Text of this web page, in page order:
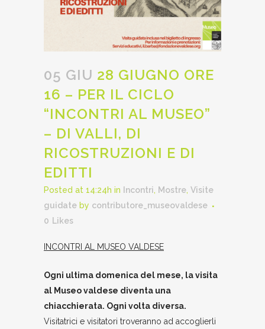
05 GIU 28 GIUGNO ORE
16 – PER IL CICLO
“INCONTRI AL MUSEO”
– DI VALLI, DI
RICOSTRUZIONI E DI
EDITTI
Posted at 14:24h in Incontri, Mostre, Visite
guidate by contributore_museovaldese
0 Likes
INCONTRI AL MUSEO VALDESE
Ogni ultima domenica del mese, la visita
al Museo valdese diventa una
chiacchierata. Ogni volta diversa.
Visitatrici e visitatori troveranno ad accoglierli